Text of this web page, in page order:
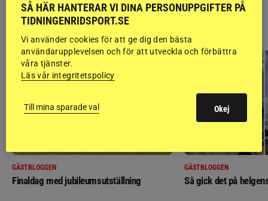
RIDSPORT
BLOGGAR
GÄSTBLOGGEN
Finaldag med jubileumsutställning
GÄSTBLOGGEN
Så gick det på
SÅ HÄR HANTERAR VI DINA PERSONUPPGIFTER PÅ
TIDNINGENRIDSPORT.SE
Vi använder cookies för att ge dig den bästa
användarupplevelsen och för att utveckla och förbättra
våra tjänster.
Läs vår integritetspolicy
Till mina sparade val Okej